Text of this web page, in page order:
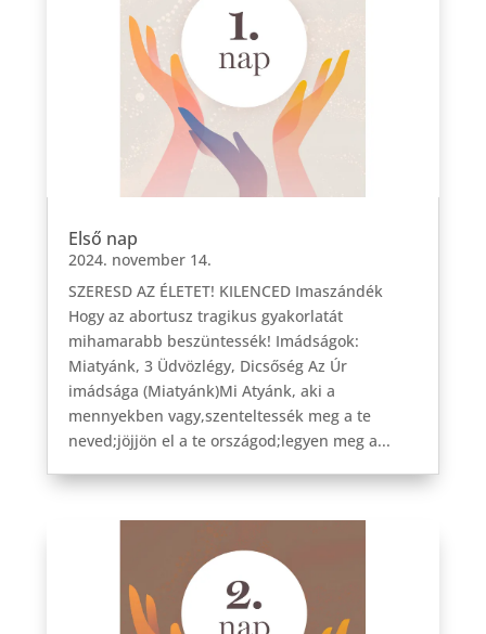
Első nap
2024. november 14.
SZERESD AZ ÉLETET! KILENCED Imaszándék
Hogy az abortusz tragikus gyakorlatát
mihamarabb beszüntessék! Imádságok:
Miatyánk, 3 Üdvözlégy, Dicsőség Az Úr
imádsága (Miatyánk)Mi Atyánk, aki a
mennyekben vagy,szenteltessék meg a te
neved;jöjjön el a te országod;legyen meg a...